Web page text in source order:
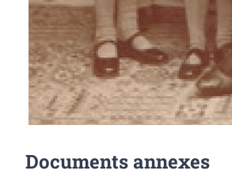
Documents annexes